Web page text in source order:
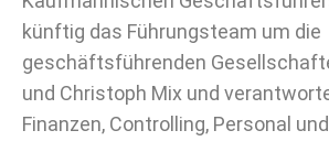
künftig das Führungsteam um die
geschäftsführenden
und Christoph Mix und
Finanzen, Controlling, Personal